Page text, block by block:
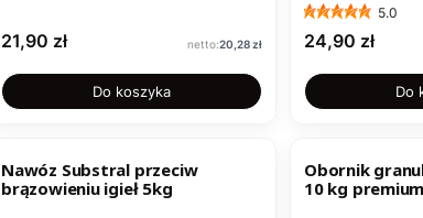
Cena
21,90 zł Cena
20,28 zł
Do koszyka
5.0
Cena
24,90 zł
Do
Nawóz Substral przeciw
brązowieniu igieł 5kg
Obornik
10 kg premium